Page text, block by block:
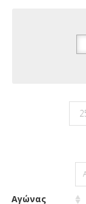
Αγώνας